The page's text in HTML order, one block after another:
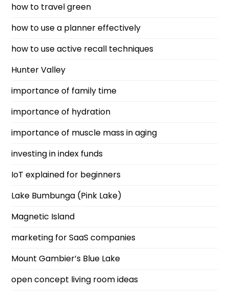
how to travel green
how to use a planner effectively
how to use active recall techniques
Hunter Valley
importance of family time
importance of hydration
importance of muscle mass in aging
investing in index funds
IoT explained for beginners
Lake Bumbunga (Pink Lake)
Magnetic Island
marketing for SaaS companies
Mount Gambier’s Blue Lake
open concept living room ideas